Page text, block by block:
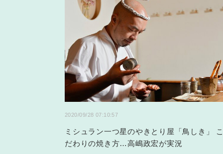
2020/09/28 07:10:57
ミシュラン一つ星のやきとり屋「鳥しき」
だわりの焼き方…高嶋政宏が実況